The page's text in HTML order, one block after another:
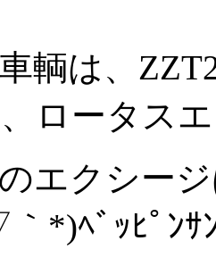
輌は、
ロータス
エクシー
*)ﾍﾞｯﾋﾟﾝｻ